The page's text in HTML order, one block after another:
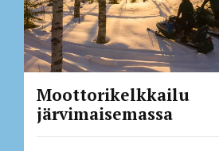
Moottorikelkkailu
järvimaisemassa